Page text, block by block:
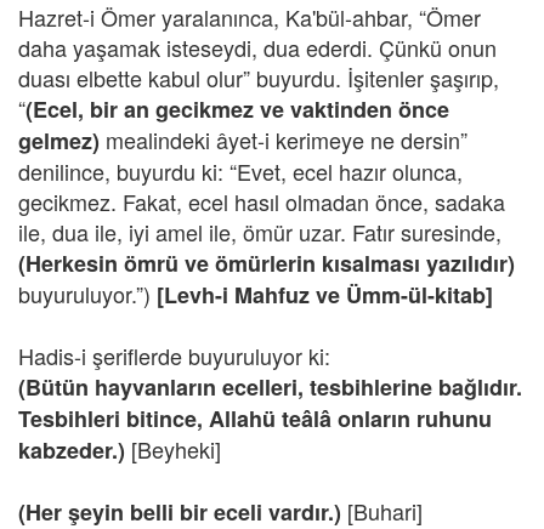
Hazret-i Ömer yaralanınca, Ka'bül-ahbar, “Ömer
daha yaşamak isteseydi, dua ederdi. Çünkü onun
duası elbette kabul olur” buyurdu. İşitenler şaşırıp,
“(Ecel, bir an gecikmez ve vaktinden önce
gelmez) mealindeki âyet-i kerimeye ne dersin”
denilince, buyurdu ki: “Evet, ecel hazır olunca,
gecikmez. Fakat, ecel hasıl olmadan önce, sadaka
ile, dua ile, iyi amel ile, ömür uzar. Fatır suresinde,
(Herkesin ömrü ve ömürlerin kısalması yazılıdır)
buyuruluyor.”) [Levh-i Mahfuz ve Ümm-ül-kitab]
Hadis-i şeriflerde buyuruluyor ki:
(Bütün hayvanların ecelleri, tesbihlerine bağlıdır.
Tesbihleri bitince, Allahü teâlâ onların ruhunu
kabzeder.) [Beyheki]
(Her şeyin belli bir eceli vardır.) [Buhari]